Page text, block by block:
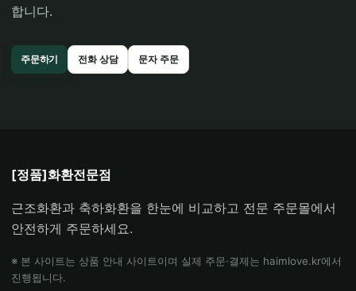
합니다.
주문하기 전화 상담 문자 주문
[정품]화환전문점
근조화환과 축하화환을 한눈에 비교하고 전문 주문몰에서
안전하게 주문하세요.
※ 본 사이트는 상품 안내 사이트이며 실제 주문·결제는 haimlove.kr에서
진행됩니다.